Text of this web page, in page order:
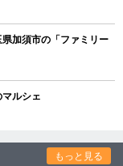
加須市の「ファミリー
ルシェ
もっと見る